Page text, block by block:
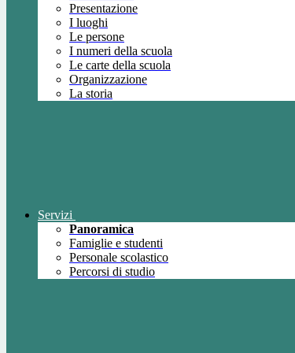
Presentazione
I luoghi
Le persone
I numeri della scuola
Le carte della scuola
Organizzazione
La storia
Servizi
Panoramica
Famiglie e studenti
Personale scolastico
Percorsi di studio